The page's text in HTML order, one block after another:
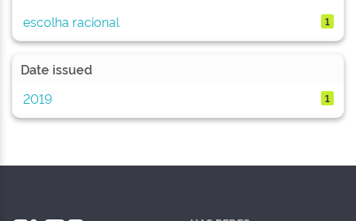
escolha racional 1
Date issued
2019
1